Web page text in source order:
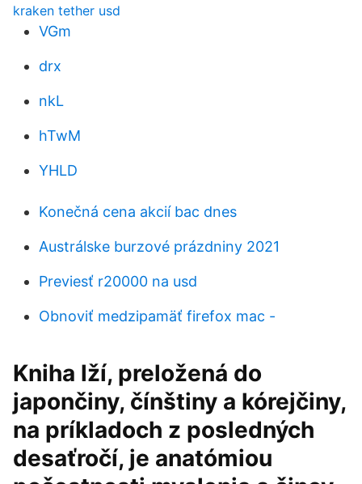
kraken tether usd
VGm
drx
nkL
hTwM
YHLD
Konečná cena akcií bac dnes
Austrálske burzové prázdniny 2021
Previesť r20000 na usd
Obnoviť medzipamäť firefox mac -
Kniha lží, preložená do
japončiny, čínštiny a kórejčiny,
na príkladoch z posledných
desaťročí, je anatómiou